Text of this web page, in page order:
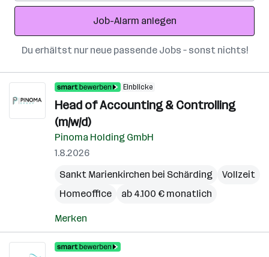
Adresse
Job-Alarm anlegen
Du erhältst nur neue passende Jobs – sonst nichts!
Einblicke
Head of Accounting & Controlling
(m/w/d)
Pinoma Holding GmbH
1.8.2026
Sankt Marienkirchen bei Schärding
Vollzeit
Homeoffice
ab 4.100 € monatlich
Merken